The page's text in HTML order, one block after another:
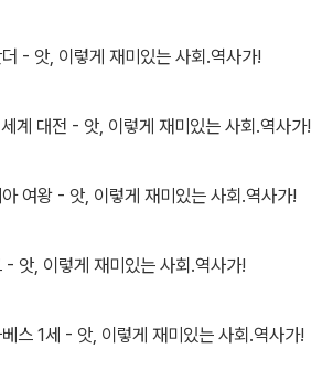
- 앗, 이렇게 재미있는 사회.역사가!
계 대전 - 앗, 이렇게 재미있는 사회.역사가!
여왕 - 앗, 이렇게 재미있는 사회.역사가!
- 앗, 이렇게 재미있는 사회.역사가!
스 1세 - 앗, 이렇게 재미있는 사회.역사가!